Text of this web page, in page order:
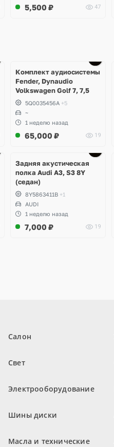
5,500 ₽ 47
Комплект аудиосистемы
Fender, Dynaudio
Volkswagen Golf 7, 7,5
5Q0035456A +5
~
1 неделю назад
65,000 ₽ 19
Задняя акустическая
полка Audi A3, S3 8Y
(седан)
8Y5863411B +1
AUDI
1 неделю назад
7,000 ₽ 19
Салон
Свет
Электрооборудование
Шины диски
Масла и технические